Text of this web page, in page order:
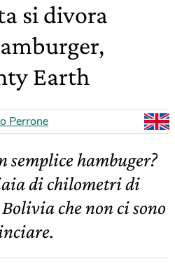
si divora
Earth
Perrone
semplice hambuger?
di chilometri di
che non ci sono